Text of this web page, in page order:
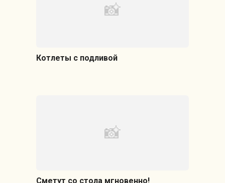
Котлеты с подливой
Сметут со стола мгновенно!